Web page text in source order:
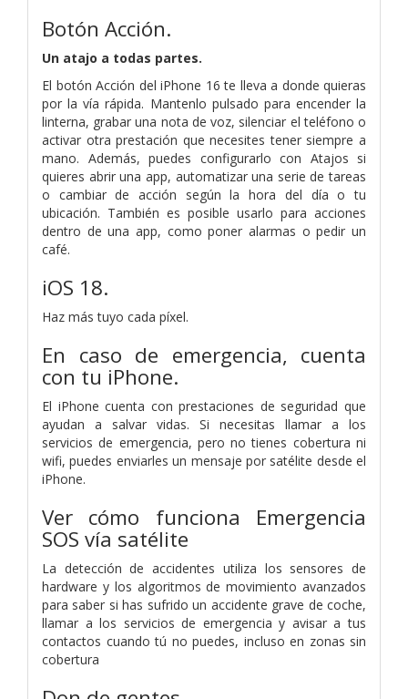
Botón Acción.
Un atajo a todas partes.
El botón Acción del iPhone 16 te lleva a donde quieras
por la vía rápida. Mantenlo pulsado para encender la
linterna, grabar una nota de voz, silenciar el teléfono o
activar otra prestación que necesites tener siempre a
mano. Además, puedes configurarlo con Atajos si
quieres abrir una app, automatizar una serie de tareas
o cambiar de acción según la hora del día o tu
ubicación. También es posible usarlo para acciones
dentro de una app, como poner alarmas o pedir un
café.
iOS 18.
Haz más tuyo cada píxel.
En caso de emergencia, cuenta
con tu iPhone.
El iPhone cuenta con prestaciones de seguridad que
ayudan a salvar vidas. Si necesitas llamar a los
servicios de emergencia, pero no tienes cobertura ni
wifi, puedes enviarles un mensaje por satélite desde el
iPhone.
Ver cómo funciona Emergencia
SOS vía satélite
La detección de accidentes utiliza los sensores de
hardware y los algoritmos de movimiento avanzados
para saber si has sufrido un accidente grave de coche,
llamar a los servicios de emergencia y avisar a tus
contactos cuando tú no puedes, incluso en zonas sin
cobertura